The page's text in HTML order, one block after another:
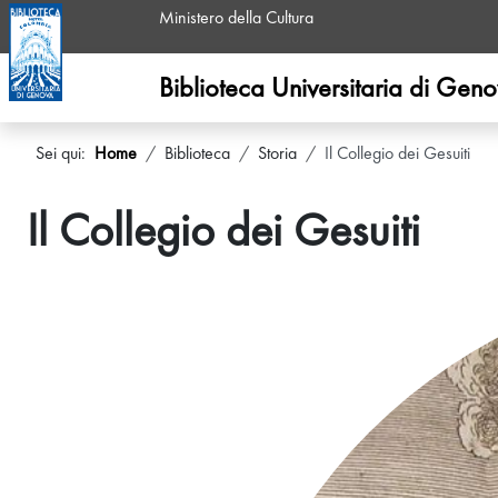
Ministero della Cultura
Biblioteca Universitaria di
Sei qui: Home Biblioteca Storia Il Collegio dei Gesuiti
Il Collegio dei Gesuiti